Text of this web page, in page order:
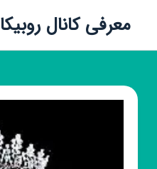
معرفی کانال روبیکا